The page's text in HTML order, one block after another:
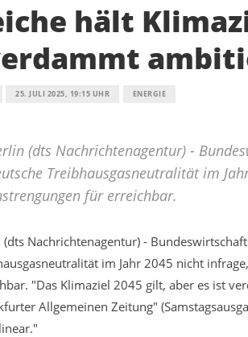
hält
25. JULI 2025, 19:15 UHR ENERGIE
(dts Nachrichtenagentur) -
Treibhausgasneutralität im
für erreichbar.
(dts Nachrichtenagentur) -
im Jahr 2045 nicht
"Das Klimaziel 2045 gilt, aber es ist
Allgemeinen Zeitung"